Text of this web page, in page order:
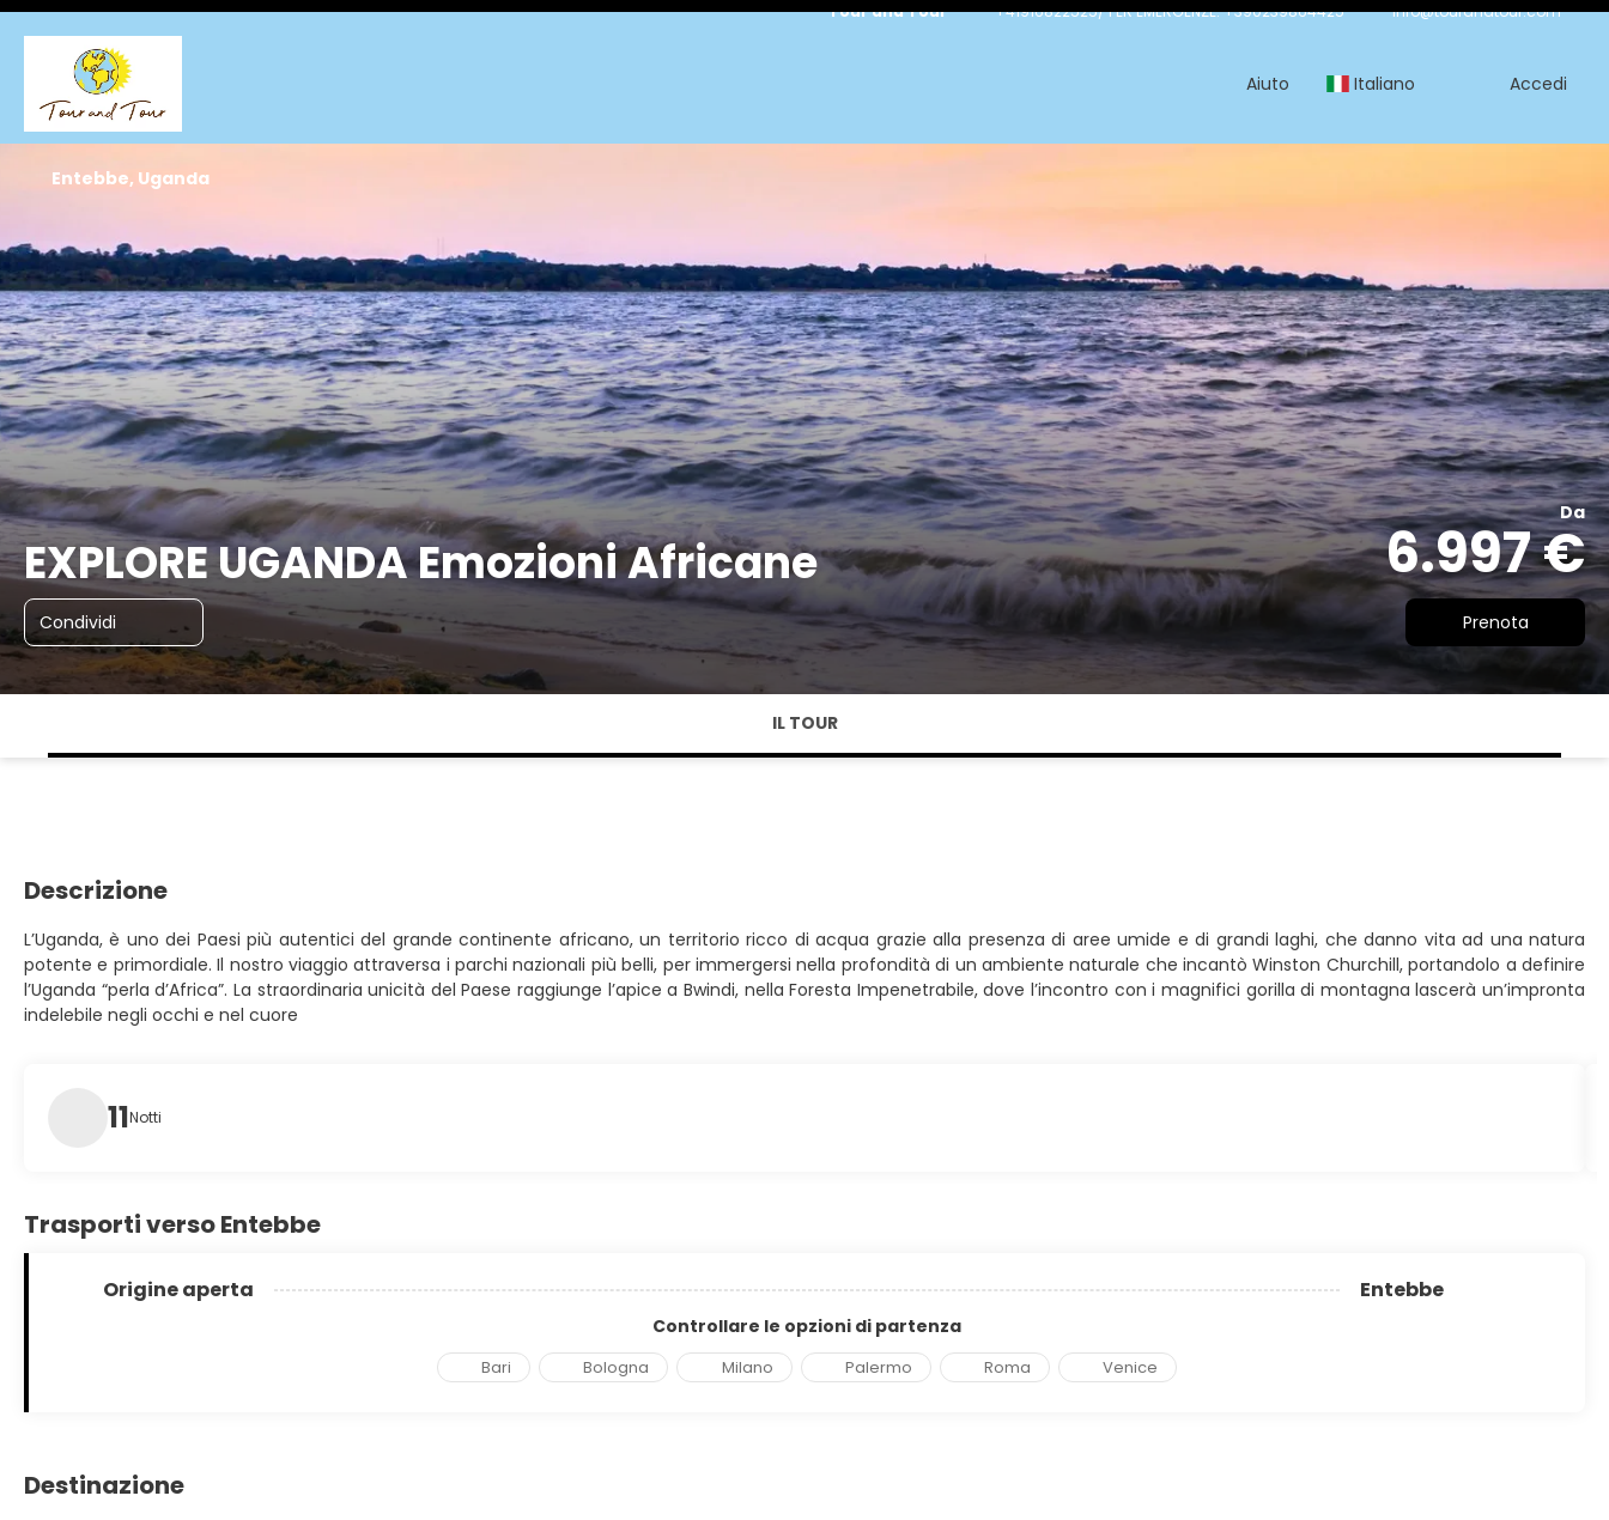
Tour and Tour +41916822525/ PER EMERGENZE: +390239864425 info@tourandtour.com
Aiuto Italiano Accedi
EXPLORE UGANDA Emozioni Africane
Da
6.997 €
Condividi Prenota
Entebbe, Uganda
IL TOUR
Descrizione
L’Uganda, è uno dei Paesi più autentici del grande continente africano, un territorio ricco di acqua grazie alla presenza di aree umide e di grandi laghi, che danno vita ad una natura
potente e primordiale. Il nostro viaggio attraversa i parchi nazionali più belli, per immergersi nella profondità di un ambiente naturale che incantò Winston Churchill, portandolo a definire
l’Uganda “perla d’Africa”. La straordinaria unicità del Paese raggiunge l’apice a Bwindi, nella Foresta Impenetrabile, dove l’incontro con i magnifici gorilla di montagna lascerà un’impronta
indelebile negli occhi e nel cuore
11Notti
Trasporti verso Entebbe
Origine aperta Entebbe
Controllare le opzioni di partenza
Bari Bologna Milano Palermo Roma Venice
Destinazione